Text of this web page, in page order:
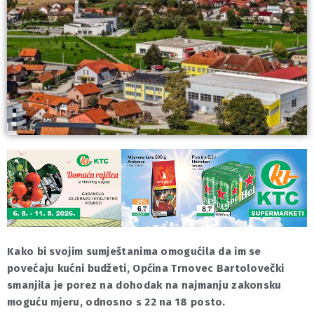
Kako bi svojim sumještanima omogućila da im se
povećaju kućni budžeti, Općina Trnovec Bartolovečki
smanjila je porez na dohodak na najmanju zakonsku
moguću mjeru, odnosno s 22 na 18 posto.